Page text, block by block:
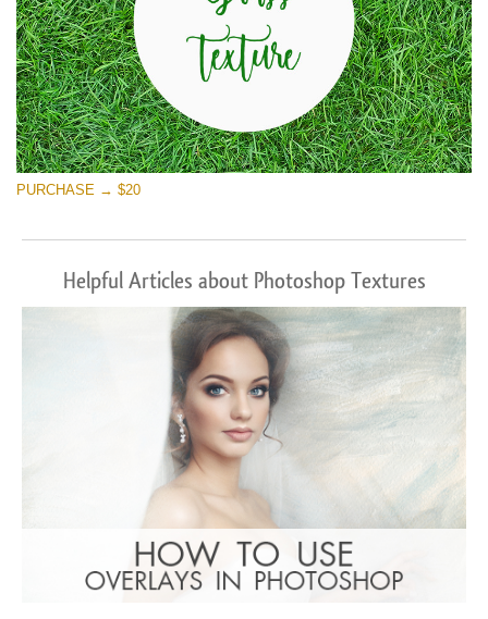
PURCHASE → $20
Helpful Articles about Photoshop Textures